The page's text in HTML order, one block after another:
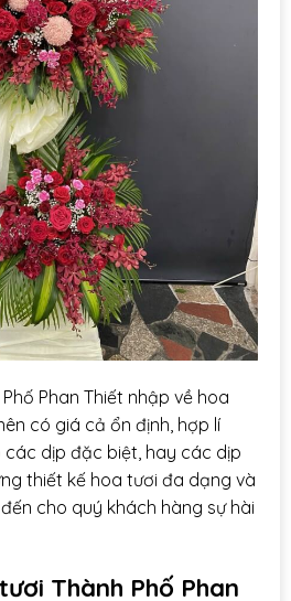
Phan Thiết nhập về hoa
có giá cả ổn định, hợp lí
dịp đặc biệt, hay các dịp
thiết kế hoa tươi đa dạng và
cho quý khách hàng sự hài
Thành Phố Phan